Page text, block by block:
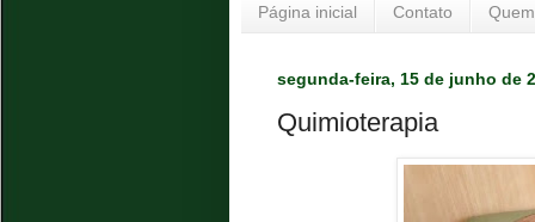
Página inicial Contato
segunda-feira, 15 de junho de
Quimioterapia